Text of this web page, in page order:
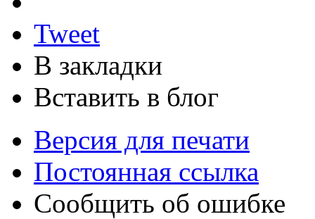
Tweet
В закладки
Вставить в блог
Версия для печати
Постоянная ссылка
Сообщить об ошибке